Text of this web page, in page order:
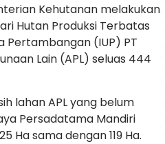
Kehutanan melakukan
Hutan Produksi Terbatas
Pertambangan (IUP) PT
Lain (APL) seluas 444
lahan APL yang belum
Persadatama Mandiri
Ha sama dengan 119 Ha.